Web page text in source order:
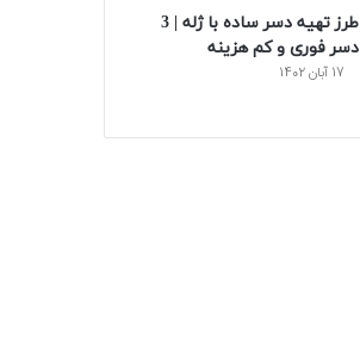
طرز تهیه دسر ساده با ژله | 3
دسر فوری و کم هزینه
17 آبان 1402